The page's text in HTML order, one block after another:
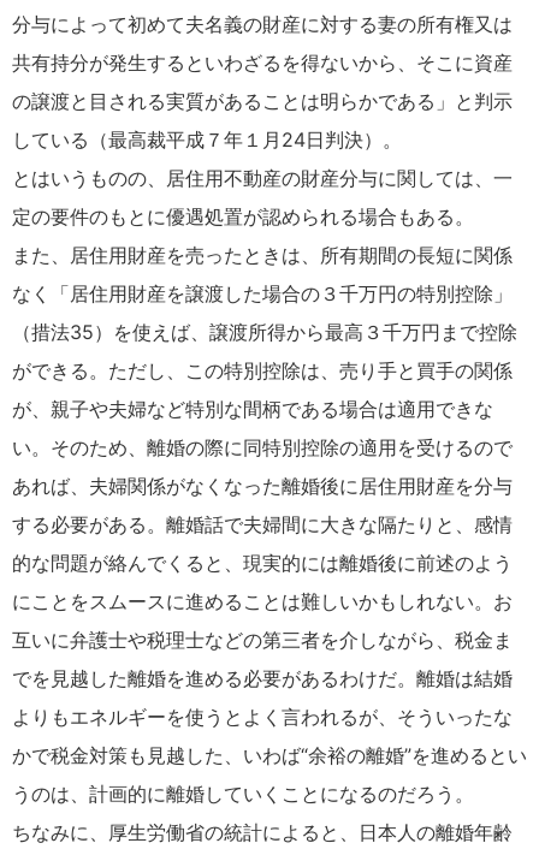
分与によって初めて夫名義の財産に対する妻の所有権又は
共有持分が発生するといわざるを得ないから、そこに資産
の譲渡と目される実質があることは明らかである」と判示
している（最高裁平成７年１月24日判決）。
とはいうものの、居住用不動産の財産分与に関しては、一
定の要件のもとに優遇処置が認められる場合もある。
また、居住用財産を売ったときは、所有期間の長短に関係
なく「居住用財産を譲渡した場合の３千万円の特別控除」
（措法35）を使えば、譲渡所得から最高３千万円まで控除
ができる。ただし、この特別控除は、売り手と買手の関係
が、親子や夫婦など特別な間柄である場合は適用できな
い。そのため、離婚の際に同特別控除の適用を受けるので
あれば、夫婦関係がなくなった離婚後に居住用財産を分与
する必要がある。離婚話で夫婦間に大きな隔たりと、感情
的な問題が絡んでくると、現実的には離婚後に前述のよう
にことをスムースに進めることは難しいかもしれない。お
互いに弁護士や税理士などの第三者を介しながら、税金ま
でを見越した離婚を進める必要があるわけだ。離婚は結婚
よりもエネルギーを使うとよく言われるが、そういったな
かで税金対策も見越した、いわば“余裕の離婚”を進めるとい
うのは、計画的に離婚していくことになるのだろう。
ちなみに、厚生労働省の統計によると、日本人の離婚年齢